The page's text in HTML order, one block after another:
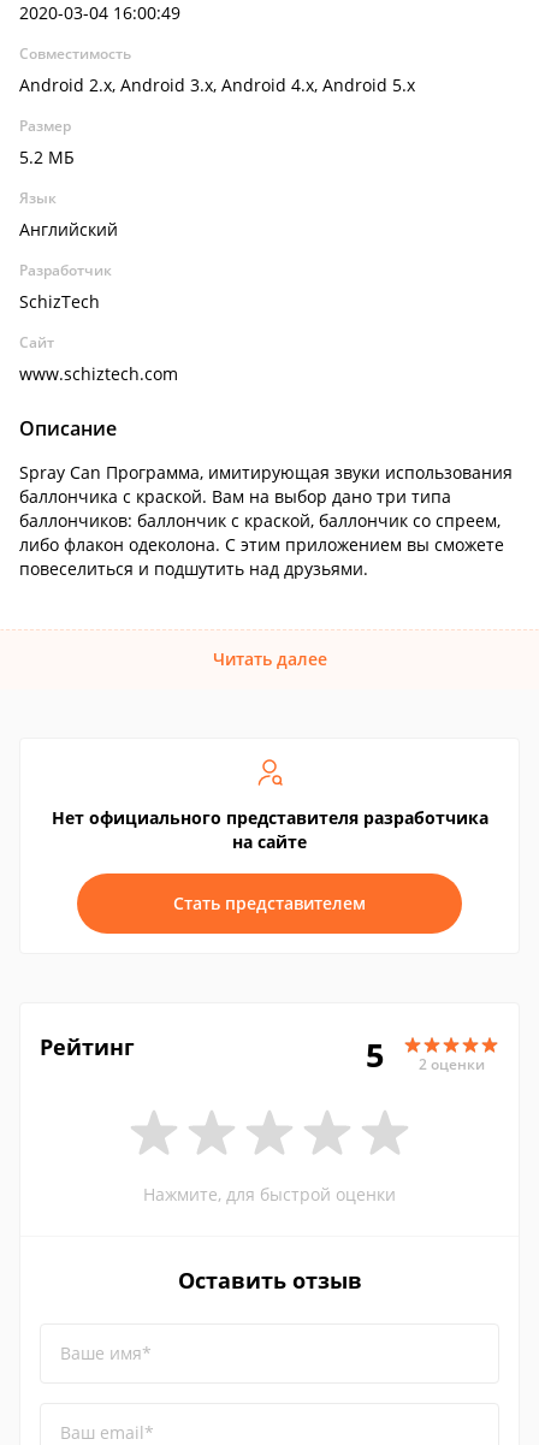
2020-03-04 16:00:49
Совместимость
Android 2.x, Android 3.x, Android 4.x, Android 5.x
Размер
5.2 МБ
Язык
Английский
Разработчик
SchizTech
Сайт
www.schiztech.com
Описание
Spray Can Программа, имитирующая звуки использования
баллончика с краской. Вам на выбор дано три типа
баллончиков: баллончик с краской, баллончик со спреем,
либо флакон одеколона. С этим приложением вы сможете
повеселиться и подшутить над друзьями.
Читать далее
Нет официального представителя разработчика
на сайте
Стать представителем
Рейтинг 5 2 оценки
Нажмите, для быстрой оценки
Оставить отзыв
Ваше имя*
Ваш email*